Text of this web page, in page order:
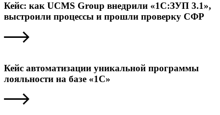
Кейс: как UCMS Group внедрили «1С:ЗУП 3.1»,
выстроили процессы и прошли проверку СФР
Кейс автоматизации уникальной программы
лояльности на базе «1С»